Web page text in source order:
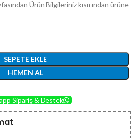
Ürün Bilgileriniz kısmından ürüne
SEPETE EKLE
HEMEN AL
Sipariş & Destek